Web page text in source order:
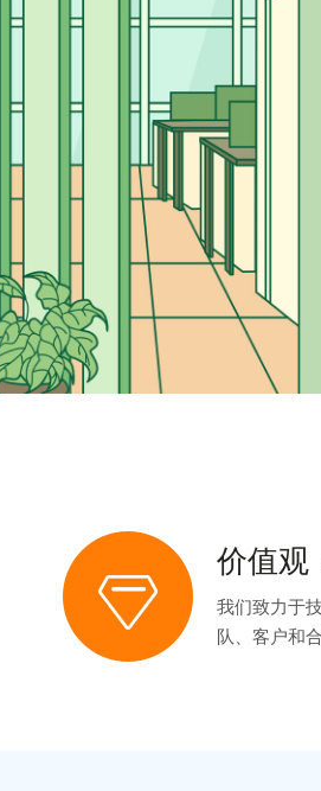
价值观
我们致力于
队、客户和